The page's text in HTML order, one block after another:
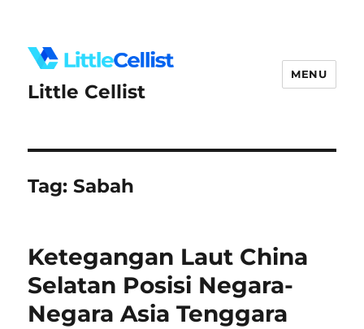
Little Cellist
MENU
Tag:Sabah
Ketegangan Laut China
Selatan Posisi Negara-
Negara Asia Tenggara